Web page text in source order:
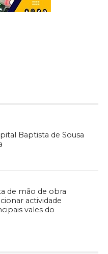
Baptista de Sousa
de mão de obra
actividade
vales do